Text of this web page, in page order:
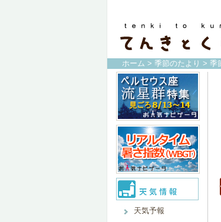
ホーム > 季節のたより > 季
天気予報